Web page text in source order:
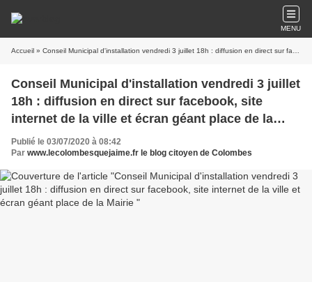
MENU
Accueil » Conseil Municipal d'installation vendredi 3 juillet 18h : diffusion en direct sur facebook, site internet de la ville et écran géant place de la Mairie
Conseil Municipal d'installation vendredi 3 juillet
18h : diffusion en direct sur facebook, site
internet de la ville et écran géant place de la
Mairie
Publié le 03/07/2020 à 08:42
Par www.lecolombesquejaime.fr le blog citoyen de Colombes